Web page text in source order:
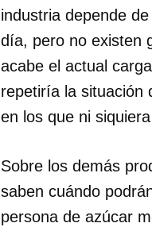
industria depende
día, pero no existen
acabe el actual
repetiría la situación
en los que ni
Sobre los demás
saben cuándo
persona de azúcar